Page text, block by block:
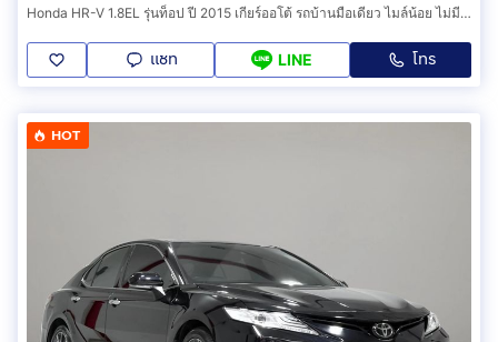
Honda HR-V 1.8EL รุ่นท็อป ปี 2015 เกียร์ออโต้ รถบ้านมือเดียว ไมล์น้อย ไม่มีชนหนัก ไม่เคยน้ำท่วม ไม่เคยติดแก๊ส รถสวยพร้อมใช้งาน
แชท LINE โทร
HOT